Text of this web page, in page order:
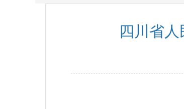
四川省